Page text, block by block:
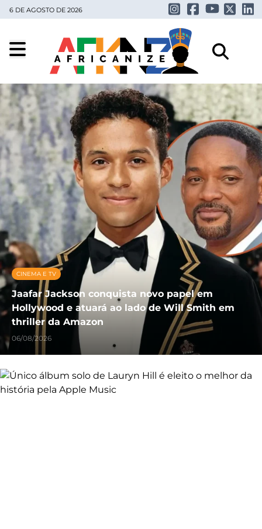
6 DE AGOSTO DE 2026
CINEMA E TV
Jaafar Jackson conquista novo papel em
Hollywood e atuará ao lado de Will Smith em
thriller da Amazon
06/08/2026